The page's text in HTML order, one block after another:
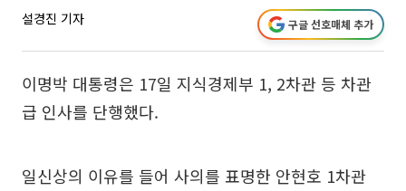
설경진 기자 구글 선호매체 추가
이명박 대통령은 17일 지식경제부 1, 2차관 등 차관
급 인사를 단행했다.
일신상의 이유를 들어 사의를 표명한 안현호 1차관